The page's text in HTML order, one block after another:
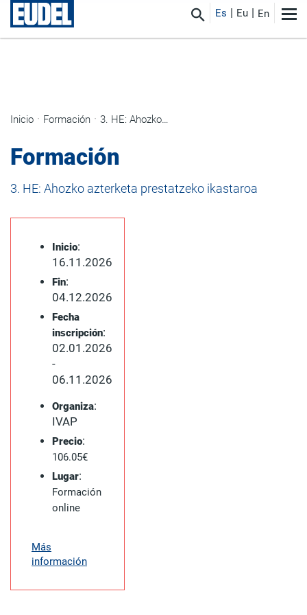
Es Eu En
Inicio Formación 3. HE: Ahozko azterketa prestatzeko ikastaroa
Formación
3. HE: Ahozko azterketa prestatzeko ikastaroa
Inicio:
16.11.2026
Fin:
04.12.2026
Fecha
inscripción:
02.01.2026
-
06.11.2026
Organiza:
IVAP
Precio:
106.05€
Lugar:
Formación
online
Más
información